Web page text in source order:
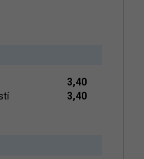
3,40
3,40